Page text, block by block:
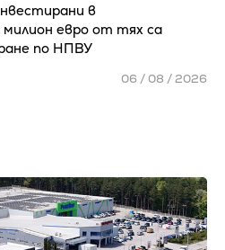
в
евро от тях са
по НПВУ
06 / 08 / 2026